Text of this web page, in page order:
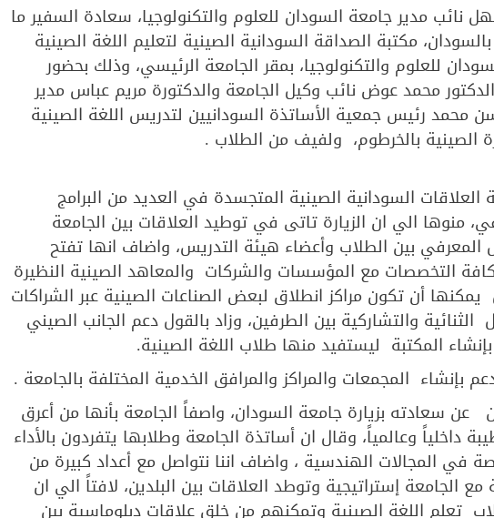
نائب مدير جامعة السودان للعلوم والتكنولوجيا، سعادة السفير ما
مكتبة الصداقة السودانية الصينية لتعليم اللغة الصينية
للعلوم والتكنولوجيا، بمقر الجامعة الرئيسي، وذلك بحضور
محمد عوض نائب وكيل الجامعة والدكتورة مريم عباس مدير
محمد رئيس جمعية الأساتذة السودانيين لتدريس اللغة الصينية
الصينية بالخرطوم، ولفيف من الطلاب .
السودانية الصينية المتجسدة في العديد من البرامج
منوها الي ان الزيارة تاتى في توطيد العلاقات بين الجامعة
المعرفي بين الطلاب وأعضاء هيئة التدريس، واضاف انها تفتح
التخصصات مع المؤسسات والشركات والمعاهد الصينية النظيرة
أن تكون مراكز انطلاق لبعض الصناعات الصينية عبر الشراكات
الثنائية والتشاركية بين الطرفين، وزاد بالقول دعم الجانب الصيني
المكتبة ليستفيد منها طلاب اللغة الصينية.
بإنشاء المجمعات والمراكز والمرافق الخدمية المختلفة بالجامعة .
سعادته بزيارة جامعة السودان، واصفاً الجامعة بأنها من أعرق
داخلياً وعالمياً، وقال ان أساتذة الجامعة وطلابها يتفردون بالأداء
في المجالات الهندسية ، واضاف اننا نتواصل مع أعداد كبيرة من
مع الجامعة إستراتيجية وتوطد العلاقات بين البلدين، لافتاً الي ان
تعلم اللغة الصينية وتمكنهم من خلق علاقات دبلوماسية بين